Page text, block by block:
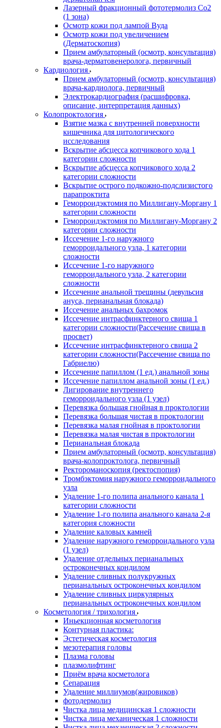
Лазерный фракционный фототермолиз Со2
(1 зона)
Осмотр кожи под лампой Вуда
Осмотр кожи под увеличением
(Дерматоскопия)
Прием амбулаторный (осмотр, консультация)
врача-дерматовенеролога, первичный
Кардиология
Прием амбулаторный (осмотр, консультация)
врача-кардиолога, первичный
Электрокардиография (расшифровка,
описание, интерпретация данных)
Колопроктология
Взятие мазка с внутренней поверхности
кишечника для цитологического
исследования
Вскрытие абсцесса копчикового хода 1
категории сложности
Вскрытие абсцесса копчикового хода 2
категории сложности
Вскрытие острого подкожно-подслизистого
парапроктита
Геморроидэктомия по Миллигану-Моргану 1
категории сложности
Геморроидэктомия по Миллигану-Моргану 2
категории сложности
Иссечение 1-го наружного
геморроидального узла, 1 категории
сложности
Иссечение 1-го наружного
геморроидального узла, 2 категории
сложности
Иссечение анальной трещины (девульсия
ануса, перианальная блокада)
Иссечение анальных бахромок
Иссечение интрасфинктерного свища 1
категории сложности(Рассечение свища в
просвет)
Иссечение интрасфинктерного свища 2
категории сложности(Рассечение свища по
Габриелю)
Иссечение папиллом (1 ед.) анальной зоны
Иссечение папиллом анальной зоны (1 ед.)
Лигирование внутреннего
геморроидального узла (1 узел)
Перевязка большая гнойная в проктологии
Перевязка большая чистая в проктологии
Перевязка малая гнойная в проктологии
Перевязка малая чистая в проктологии
Перианальная блокада
Прием амбулаторный (осмотр, консультация)
врача-колопроктолога, первичный
Ректороманоскопия (ректоспопия)
Тромбэктомия наружного геморроидального
узла
Удаление 1-го полипа анального канала 1
категории сложности
Удаление 1-го полипа анального канала 2-я
категория сложности
Удаление каловых камней
Удаление наружного геморроидального узла
(1 узел)
Удаление отдельных перианальных
остроконечных кондилом
Удаление сливных полукружных
перианальных остроконечных кондилом
Удаление сливных циркулярных
перианальных остроконечных кондилом
Косметология / трихология
Иньекционная косметология
Контурная пластика:
Эстетическая косметология
мезотерапия головы
Плазма головы
плазмолифтинг
Приём врача косметолога
Сепарация
Удаление миллиумов(жировиков)
фотодермолиз
Чистка лица медицинская 1 сложности
Чистка лица механическая 1 сложности